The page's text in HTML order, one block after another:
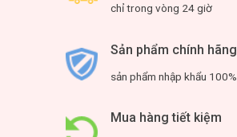
chỉ trong vòng 24 giờ
Sản phẩm chính hãng
sản phẩm nhập khẩu 100%
Mua hàng tiết kiệm